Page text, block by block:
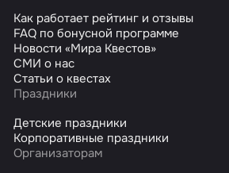
Как работает рейтинг и отзывы
FAQ по бонусной программе
Новости «Мира Квестов»
СМИ о нас
Статьи о квестах
Праздники
Детские праздники
Корпоративные праздники
Организаторам